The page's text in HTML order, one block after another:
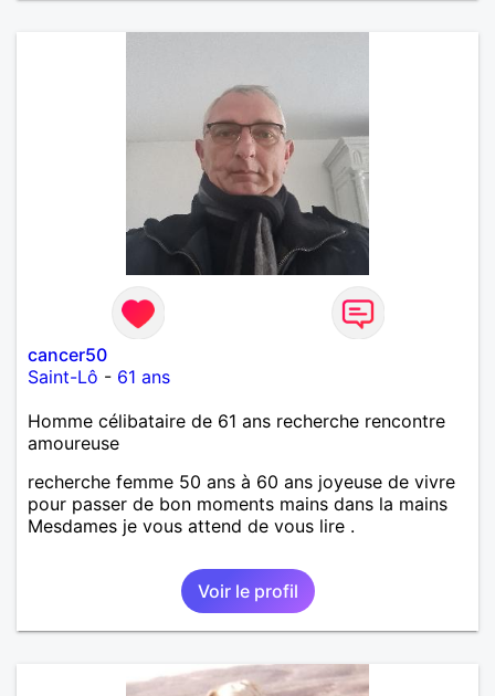
cancer50
Saint-Lô - 61 ans
Homme célibataire de 61 ans recherche rencontre
amoureuse
recherche femme 50 ans à 60 ans joyeuse de vivre
pour passer de bon moments mains dans la mains
Mesdames je vous attend de vous lire .
Voir le profil